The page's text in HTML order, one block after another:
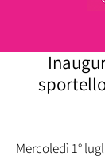
Mercoledì 1°